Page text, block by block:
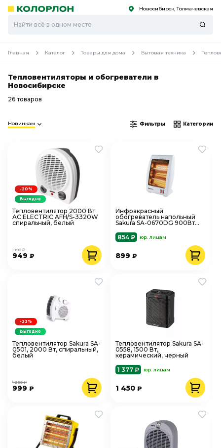
Скоро
Скоро Новосибирск, Толмачевская
Главная Каталог Товары для дома Бытовая техника
Тепловентиляторы и обогреватели в
Новосибирске
26 товаров
Новинкам Фильтры Категории
Тепловентилятор 2000 Вт
AC ELECTRIC AFH/S-3320W
спиральный, белый
949 ₽
1 190 ₽
-20%
Выгодно
Инфракрасный
обогреватель напольный
Sakura SA-0670DG 900Вт
854 ₽
юр. лицам
899₽
Тепловентилятор Sakura SA-
0501, 2000 Вт, спиральный,
белый
999 ₽
1 290 ₽
-23%
Выгодно
Тепловентилятор Sakura SA-
0558, 1500 Вт,
керамический, черный
1 377 ₽
юр. лицам
1 450₽